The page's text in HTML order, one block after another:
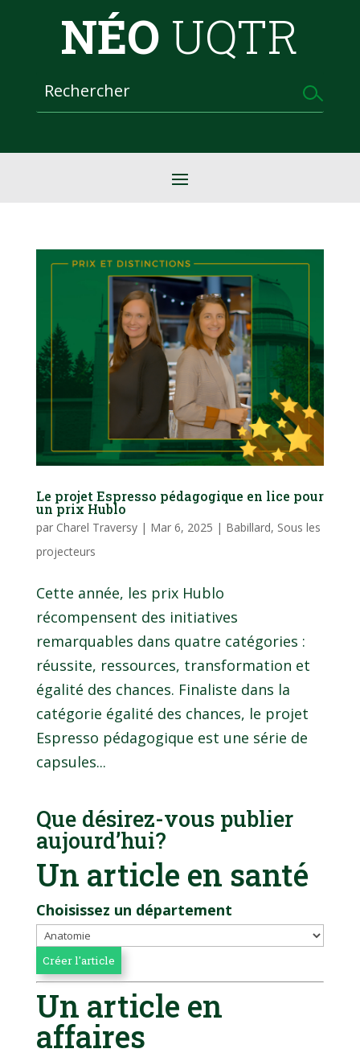
NÉO UQTR
Le projet Espresso pédagogique en lice pour
un prix Hublo
par Charel Traversy| Mar 6, 2025 | Babillard, Sous les
projecteurs
Cette année, les prix Hublo
récompensent des initiatives
remarquables dans quatre catégories :
réussite, ressources, transformation et
égalité des chances. Finaliste dans la
catégorie égalité des chances, le projet
Espresso pédagogique est une série de
capsules...
Que désirez-vous publier
aujourd’hui?
Un article en santé
Choisissez un département
Un article en
affaires